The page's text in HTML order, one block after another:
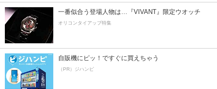
一番似合う登場人物は…『VIVANT』限定ウオッチ
オリコンタイアップ特集
自販機にピッ！ですぐに買えちゃう
（PR）ジハンピ